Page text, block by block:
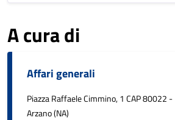
A cura di
Affari generali
Piazza Raffaele Cimmino, 1 CAP 80022 -
Arzano (NA)